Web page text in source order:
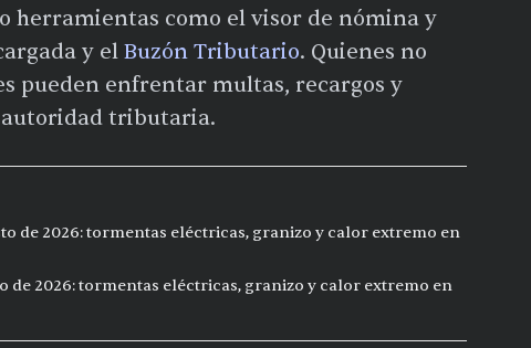
herramientas como el visor de nómina y
y el Buzón Tributario. Quienes no
pueden enfrentar multas, recargos y
autoridad tributaria.
de 2026: tormentas eléctricas, granizo y calor extremo en
de 2026: tormentas eléctricas, granizo y calor extremo en